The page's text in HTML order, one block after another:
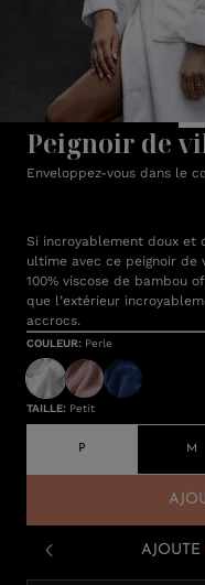
Peignoir de
Enveloppez-vous dans le
Si incroyablement doux
ultime avec ce peignoir de
100% viscose de bambou
que l’extérieur
accrocs.
COULEUR: Perle
TAILLE: Petit
P M
AJOUTE